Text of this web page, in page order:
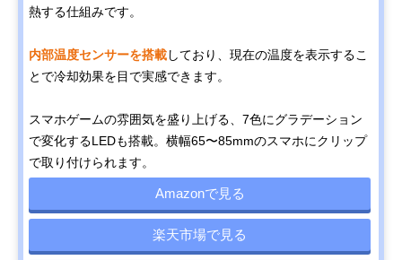
熱する仕組みです。
内部温度センサーを搭載しており、現在の温度を表示するこ
とで冷却効果を目で実感できます。
スマホゲームの雰囲気を盛り上げる、7色にグラデーション
で変化するLEDも搭載。横幅65〜85mmのスマホにクリップ
で取り付けられます。
Amazonで見る
楽天市場で見る